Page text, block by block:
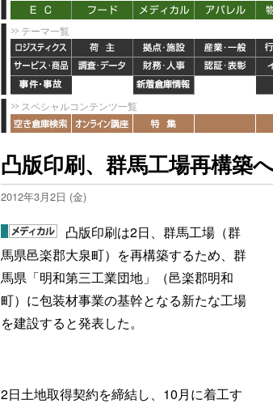
テーマ一覧
スペシャルコンテンツ一覧
凸版印刷、群馬工場再構築
2012年3月2日 (金)
凸版印刷は2日、群馬工場（群
馬県邑楽郡大泉町）を再構築するため、群
馬県「明和第三工業団地」（邑楽郡明和
町）に包装材事業の基幹となる新たな工場
を建設すると発表した。
2日土地取得契約を締結し、10月に着工す